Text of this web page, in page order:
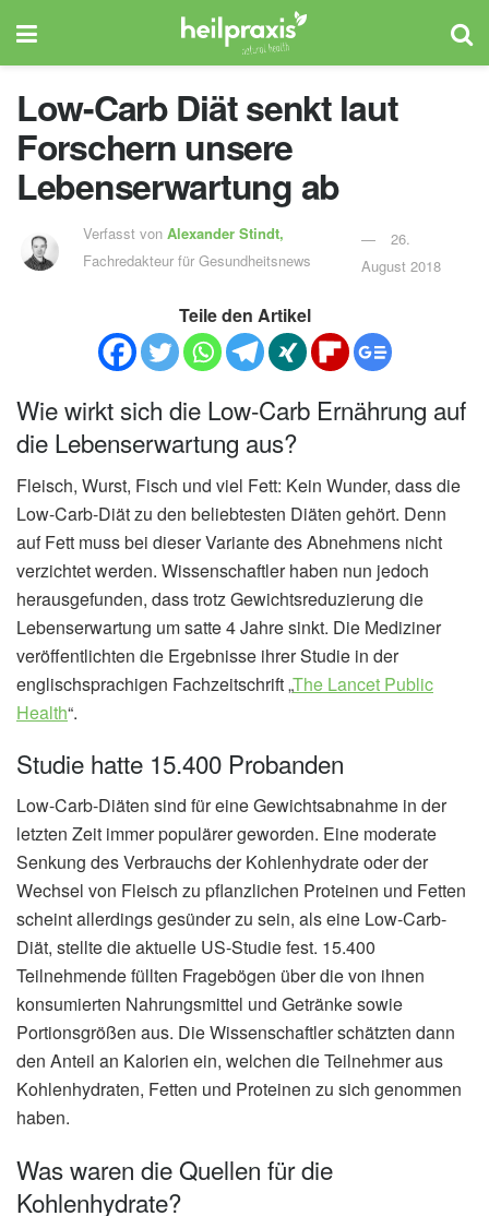
Low-Carb Diät senkt laut
Forschern unsere
Lebenserwartung ab
Verfasst von Alexander Stindt,
Fachredakteur für Gesundheitsnews
26.
August 2018
Teile den Artikel
Wie wirkt sich die Low-Carb Ernährung auf
die Lebenserwartung aus?
Fleisch, Wurst, Fisch und viel Fett: Kein Wunder, dass die
Low-Carb-Diät zu den beliebtesten Diäten gehört. Denn
auf Fett muss bei dieser Variante des Abnehmens nicht
verzichtet werden. Wissenschaftler haben nun jedoch
herausgefunden, dass trotz Gewichtsreduzierung die
Lebenserwartung um satte 4 Jahre sinkt. Die Mediziner
veröffentlichten die Ergebnisse ihrer Studie in der
englischsprachigen Fachzeitschrift „The Lancet Public
Health“.
Studie hatte 15.400 Probanden
Low-Carb-Diäten sind für eine Gewichtsabnahme in der
letzten Zeit immer populärer geworden. Eine moderate
Senkung des Verbrauchs der Kohlenhydrate oder der
Wechsel von Fleisch zu pflanzlichen Proteinen und Fetten
scheint allerdings gesünder zu sein, als eine Low-Carb-
Diät, stellte die aktuelle US-Studie fest. 15.400
Teilnehmende füllten Fragebögen über die von ihnen
konsumierten Nahrungsmittel und Getränke sowie
Portionsgrößen aus. Die Wissenschaftler schätzten dann
den Anteil an Kalorien ein, welchen die Teilnehmer aus
Kohlenhydraten, Fetten und Proteinen zu sich genommen
haben.
Was waren die Quellen für die
Kohlenhydrate?